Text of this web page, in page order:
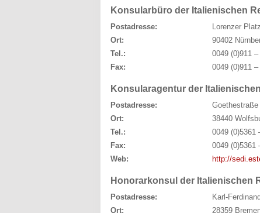
Konsularbüro der Italienischen
Postadresse:
Lorenzer
Ort:
90402
Tel.:
0049 (0)911
Fax:
0049 (0)911
Konsularagentur der
Postadresse:
Goethestraße
Ort:
38440
Tel.:
0049 (0)5361
Fax:
0049 (0)5361
Web:
http://
Honorarkonsul der Italienischen
Postadresse:
Karl-
Ort:
28359